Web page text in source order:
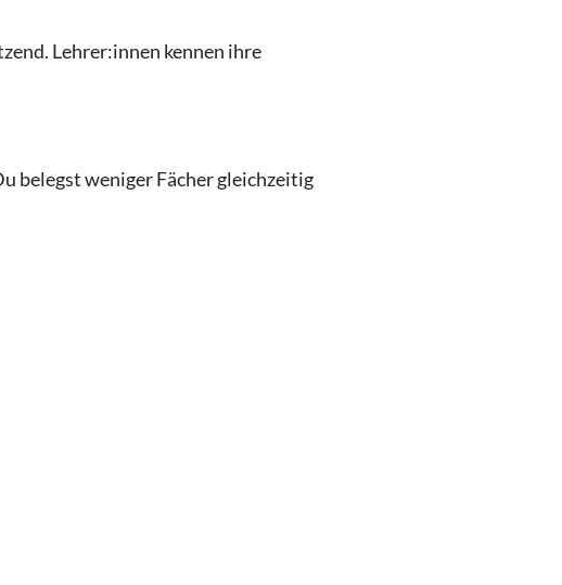
Lehrer:innen kennen ihre
belegst weniger Fächer gleichzeitig